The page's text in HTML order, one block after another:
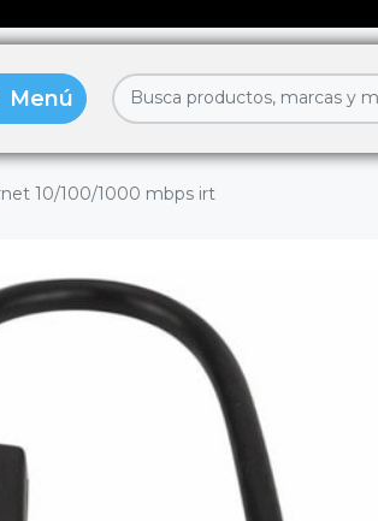
10/100/1000 mbps irt